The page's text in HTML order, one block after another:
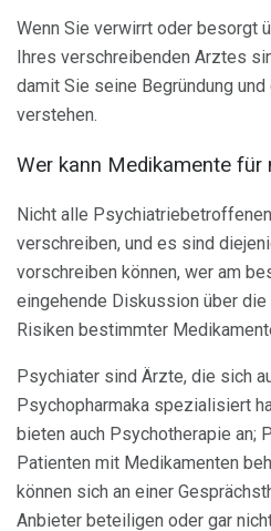
Wenn Sie verwirrt oder besorgt
Ihres verschreibenden Arztes
damit Sie seine Begründung
verstehen.
Wer kann Medikamente für
Nicht alle
verschreiben, und es sind
vorschreiben können, wer am
eingehende Diskussion über
Risiken bestimmter
Psychiater sind Ärzte, die sich
Psychopharmaka spezialisiert
bieten auch Psychotherapie an;
Patienten mit Medikamenten
können sich an einer
Anbieter beteiligen oder gar